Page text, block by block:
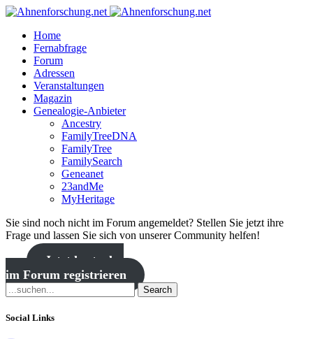
Home
Fernabfrage
Forum
Adressen
Veranstaltungen
Magazin
Genealogie-Anbieter
Ancestry
FamilyTreeDNA
FamilyTree
FamilySearch
Geneanet
23andMe
MyHeritage
Sie sind noch nicht im Forum angemeldet? Stellen Sie jetzt ihre
Frage und lassen Sie sich von unserer Community helfen!
Jetzt kostenlos
im Forum registrieren
Search
Social Links